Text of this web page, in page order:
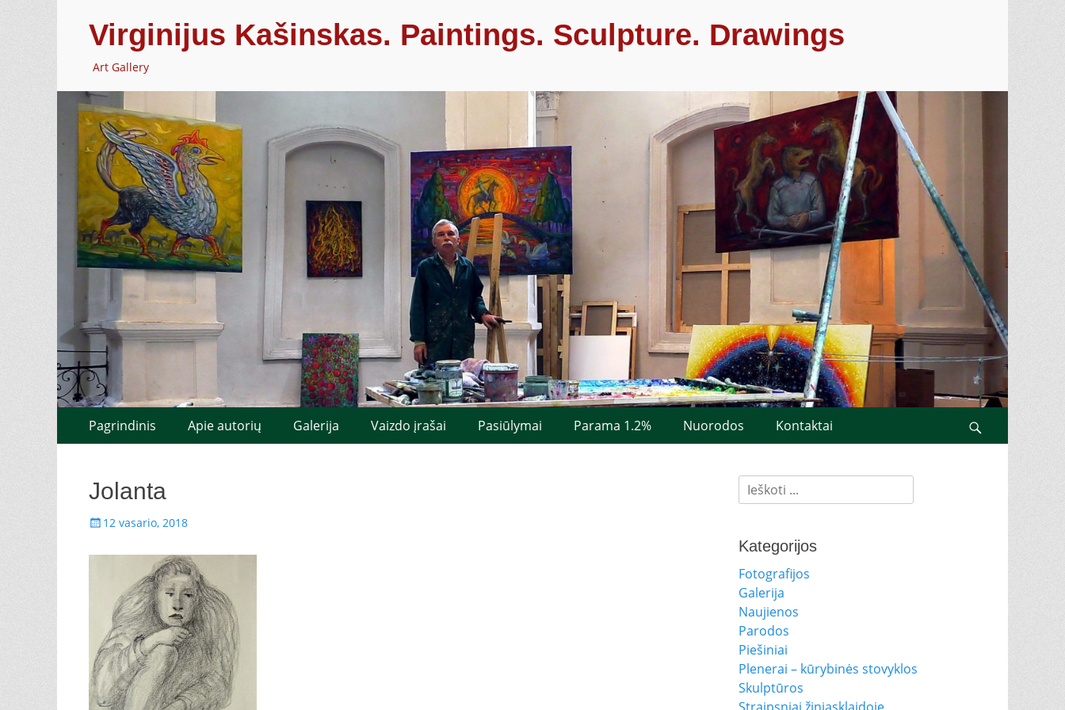
Virginijus Kašinskas. Paintings. Sculpture. Drawings
Art Gallery
Pagrindinis
meniu
prie
Pagrindinis Apie autorių Galerija Vaizdo įrašai Pasiūlymai Parama 1.2% Nuorodos Kontaktai
Jolanta
Paskelbta
12 vasario, 2018
Ieškoti:
Kategorijos
Fotografijos
Galerija
Naujienos
Parodos
Piešiniai
Plenerai – kūrybinės stovyklos
Skulptūros